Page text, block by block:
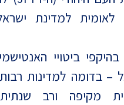
בישראל
לאומית למדינת
ביטויי
– בדומה למדינות
מקיפה ורב